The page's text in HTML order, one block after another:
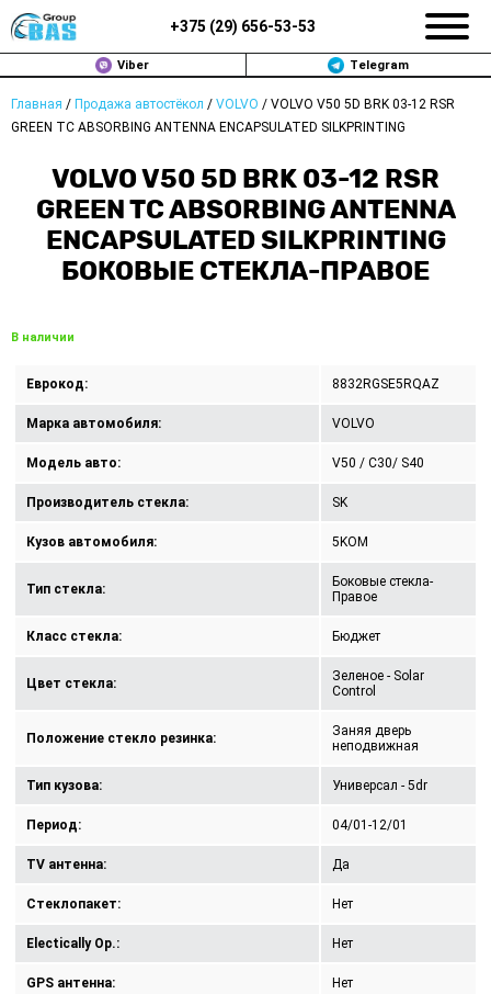
+375 (29) 656-53-53
Viber Telegram
Главная / Продажа автостёкол / VOLVO / VOLVO V50 5D BRK 03-12 RSR
GREEN TC ABSORBING ANTENNA ENCAPSULATED SILKPRINTING
VOLVO V50 5D BRK 03-12 RSR
GREEN TC ABSORBING ANTENNA
ENCAPSULATED SILKPRINTING
БОКОВЫЕ СТЕКЛА-ПРАВОЕ
В наличии
Еврокод: 8832RGSE5RQAZ
Марка автомобиля: VOLVO
Модель авто: V50 / C30/ S40
Производитель стекла: SK
Кузов автомобиля: 5KOM
Тип стекла:
Боковые стекла-
Правое
Класс стекла: Бюджет
Цвет стекла:
Зеленое - Solar
Control
Положение стекло резинка:
Заняя дверь
неподвижная
Тип кузова: Универсал - 5dr
Период: 04/01-12/01
TV антенна: Да
Стеклопакет: Нет
Electically Op.: Нет
GPS антенна: Нет
ЗАМЕНА АВТОСТЕКОЛ В МИНСКЕ
ПРОДАЖА АВТОСТЁКОЛ
РЕМОНТ
ДОП. УСЛУГИ
ПОЛИТИКА КОНФИДЕНЦИАЛЬНОСТИ